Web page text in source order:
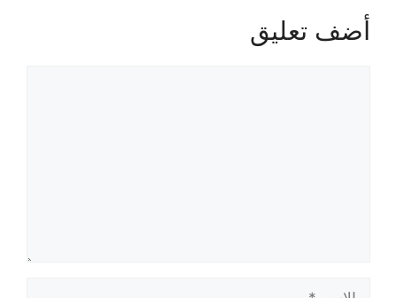
أضف تعليق
الاسم